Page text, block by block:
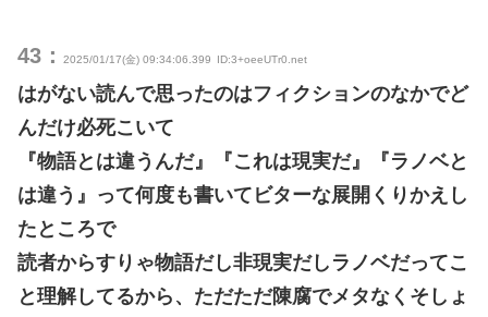
43： 2025/01/17(金) 09:34:06.399 ID:3+oeeUTr0.net
はがない読んで思ったのはフィクションのなかでど
んだけ必死こいて
『物語とは違うんだ』『これは現実だ』『ラノベと
は違う』って何度も書いてビターな展開くりかえし
たところで
読者からすりゃ物語だし非現実だしラノベだってこ
と理解してるから、ただただ陳腐でメタなくそしょ